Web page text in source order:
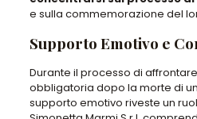
e sulla commemorazione del
Supporto Emotivo e
Durante il processo di
obbligatoria dopo la morte di
supporto emotivo riveste un